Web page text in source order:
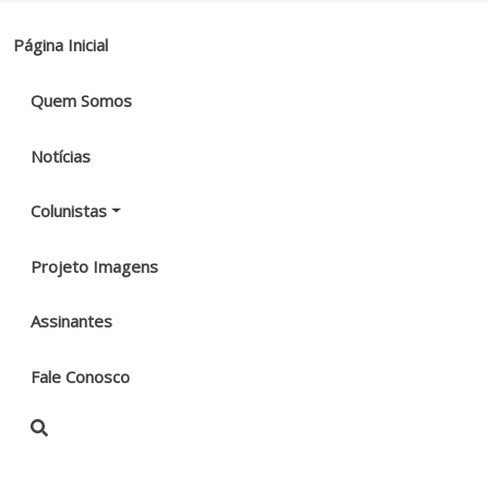
Página Inicial
Quem Somos
Notícias
Colunistas
Projeto Imagens
Assinantes
Fale Conosco